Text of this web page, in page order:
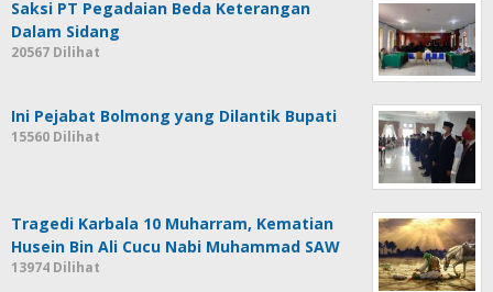
Saksi PT Pegadaian Beda Keterangan
Dalam Sidang
20567 Dilihat
Ini Pejabat Bolmong yang Dilantik Bupati
15560 Dilihat
Tragedi Karbala 10 Muharram, Kematian
Husein Bin Ali Cucu Nabi Muhammad SAW
13974 Dilihat